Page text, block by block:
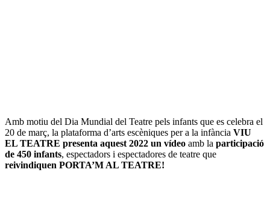
Amb motiu del Dia Mundial del Teatre pels infants que es celebra el
20 de març, la plataforma d’arts escèniques per a la infància VIU
EL TEATRE presenta aquest 2022 un vídeo amb la participació
de 450 infants, espectadors i espectadores de teatre que
reivindiquen PORTA’M AL TEATRE!